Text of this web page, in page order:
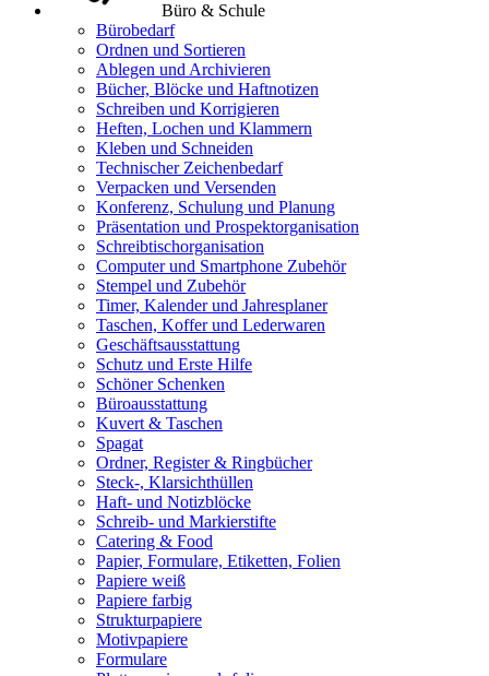
Büro & Schule
Bürobedarf
Ordnen und Sortieren
Ablegen und Archivieren
Bücher, Blöcke und Haftnotizen
Schreiben und Korrigieren
Heften, Lochen und Klammern
Kleben und Schneiden
Technischer Zeichenbedarf
Verpacken und Versenden
Konferenz, Schulung und Planung
Präsentation und Prospektorganisation
Schreibtischorganisation
Computer und Smartphone Zubehör
Stempel und Zubehör
Timer, Kalender und Jahresplaner
Taschen, Koffer und Lederwaren
Geschäftsausstattung
Schutz und Erste Hilfe
Schöner Schenken
Büroausstattung
Kuvert & Taschen
Spagat
Ordner, Register & Ringbücher
Steck-, Klarsichthüllen
Haft- und Notizblöcke
Schreib- und Markierstifte
Catering & Food
Papier, Formulare, Etiketten, Folien
Papiere weiß
Papiere farbig
Strukturpapiere
Motivpapiere
Formulare